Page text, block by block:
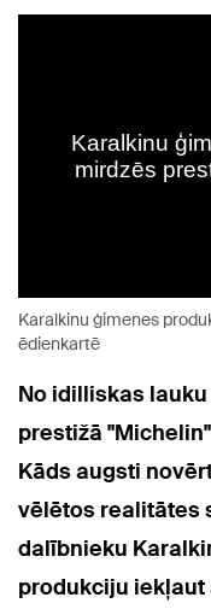
Karalkinu ģimenes
ēdienkartē
No idilliskas
prestižā
Kāds augsti
vēlētos realitātes
dalībnieku
produkciju